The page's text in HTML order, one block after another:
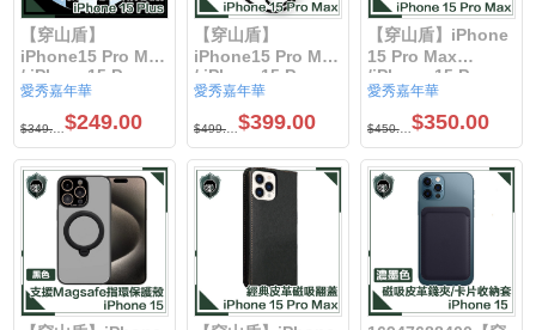
【穿山盾】
iPhone15 Pro Max
/ iPhone15 Pro
/iPhone15plus
//iPhone15 高透防
刮抗指紋鏡頭保護
貼
愛秀嘉年華
$349.00$249.00
【穿山盾】
iPhone15 Pro Max
/ iPhone15 Pro
/iPhone15plus
//iPhone15 氣囊防
撞防摔TPU清透空
壓殼 贈兩用掛繩
愛秀嘉年華
$499.00$399.00
【穿山盾】iPhone
15 Pro Max
/iPhone 15 Pro
/iPhone 15 Plus
/iPhone 15高清透
TPU四角氣囊防撞
空壓殼
愛秀嘉年華
$450.00$350.00